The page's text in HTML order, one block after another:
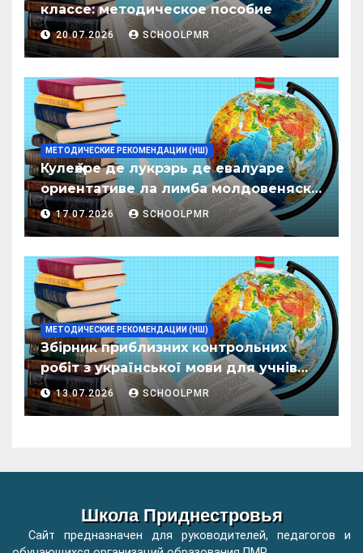
классе: методическое пособие
20.07.2026 SCHOOLPMR
МЕТОДИЧЕСКИЕ РЕКОМЕНДАЦИИ (НШ)
Кулеӂере де лукрэрь де евалуаре
ориентативе ла лимба молдовеняскэ
пентру елевий класелор примаре але
организациилор де ынвэцэмынт
17.07.2026 SCHOOLPMR
МЕТОДИЧЕСКИЕ РЕКОМЕНДАЦИИ (НШ)
Збірник приблизних контрольних
робіт з української мови для учнів
початкових класів організацій
загальної освіти
13.07.2026 SCHOOLPMR
Школа Приднестровья
Сайт предназначен для руководителей, педагогов и